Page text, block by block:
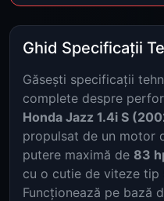
Ghid Specificații
Găsești specificații
complete despre
Honda Jazz 1.4i S
propulsat de un motor
putere maximă de 83
cu o cutie de viteze tip
Funcționează pe bază